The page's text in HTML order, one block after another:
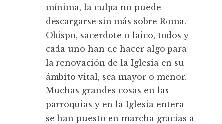
mínima, la culpa no puede
descargarse sin más sobre Roma.
Obispo, sacerdote o laico, todos y
cada uno han de hacer algo para
la renovación de la Iglesia en su
ámbito vital, sea mayor o menor.
Muchas grandes cosas en las
parroquias y en la Iglesia entera
se han puesto en marcha gracias a